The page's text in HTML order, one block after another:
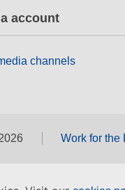
account
channels
Work for the